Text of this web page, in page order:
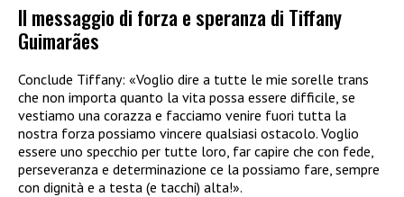
Il messaggio di forza e speranza di Tiffany
Guimarães
Conclude Tiffany: «Voglio dire a tutte le mie sorelle trans
che non importa quanto la vita possa essere difficile, se
vestiamo una corazza e facciamo venire fuori tutta la
nostra forza possiamo vincere qualsiasi ostacolo. Voglio
essere uno specchio per tutte loro, far capire che con fede,
perseveranza e determinazione ce la possiamo fare, sempre
con dignità e a testa (e tacchi) alta!».